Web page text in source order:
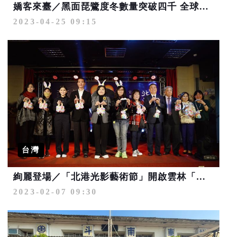
嬌客來臺／黑面琵鷺度冬數量突破四千 全球數量同創新高
2023-04-25 09:15
台灣
絢麗登場／「北港光影藝術節」開啟雲林「厚工學」文化品牌力
2023-02-07 09:30